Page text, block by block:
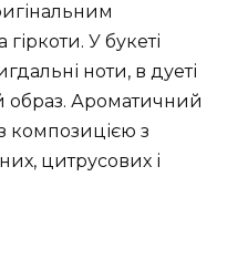
У букеті
ноти, в дуеті
образ. Ароматичний
композицією з
цитрусових і